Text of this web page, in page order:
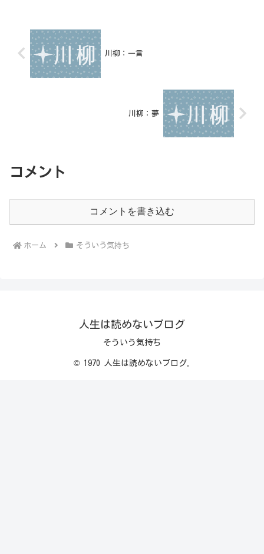
川柳：一言
川柳：夢
コメント
コメントを書き込む
ホーム そういう気持ち
人生は読めないブログ
そういう気持ち
© 1970 人生は読めないブログ.